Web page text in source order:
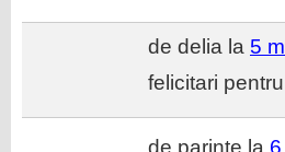
de delia la 5
felicitari
de parinte la